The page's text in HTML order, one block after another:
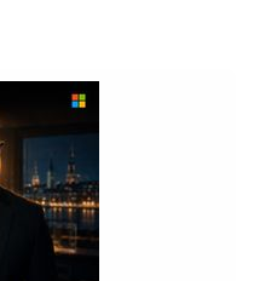
framtidsspaningar,
företag bör tänka inför
kunskap och se AI som
är kritiskt för AI‑adoption